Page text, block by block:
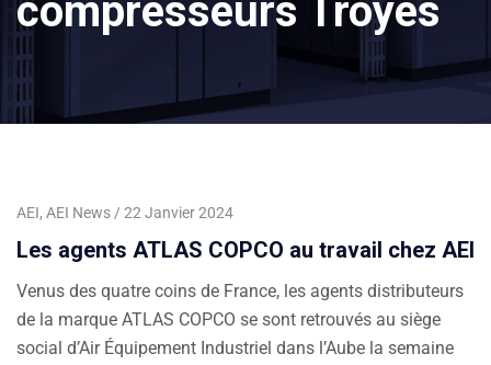
compresseurs Troyes
AEI, AEI News 22 Janvier 2024
Les agents ATLAS COPCO au travail chez AEI
Venus des quatre coins de France, les agents distributeurs
de la marque ATLAS COPCO se sont retrouvés au siège
social d’Air Équipement Industriel dans l’Aube la semaine